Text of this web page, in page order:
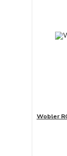
Wobler